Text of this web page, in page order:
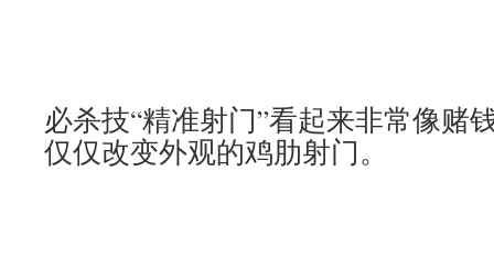
必杀技“精准射门”看起来非常像赌
仅仅改变外观的鸡肋射门。